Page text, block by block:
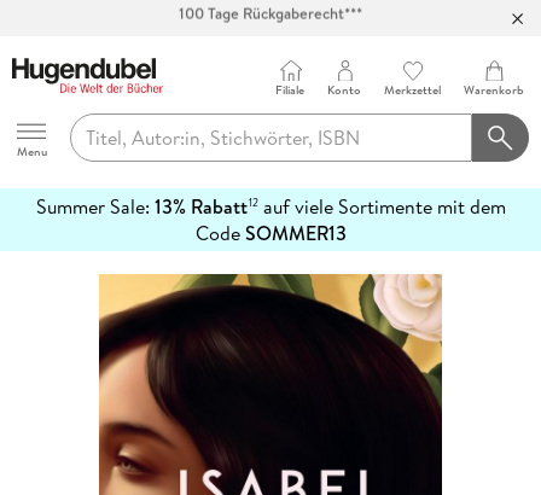
Abholung in über 100 Filialen
Hugendubel
Menu
Filiale Konto Merkzettel Warenkorb
Summer Sale: 13% Rabatt12auf viele Sortimente mit dem
CodeSOMMER13
erfahren